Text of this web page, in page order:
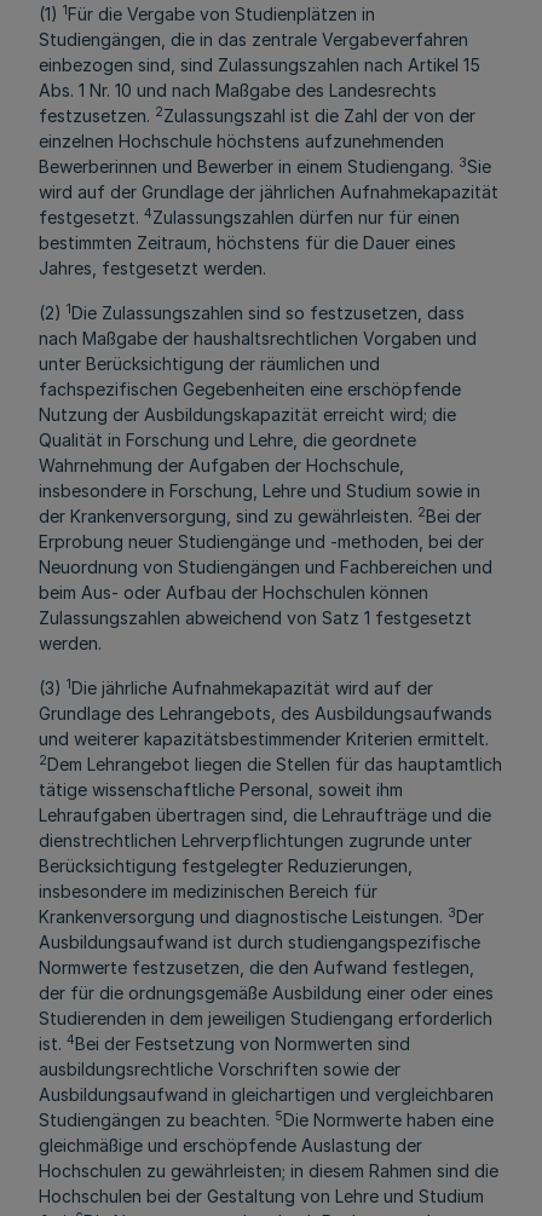
(1) 1Für die Vergabe von Studienplätzen in
Studiengängen, die in das zentrale Vergabeverfahren
einbezogen sind, sind Zulassungszahlen nach Artikel 15
Abs. 1 Nr. 10 und nach Maßgabe des Landesrechts
festzusetzen. 2Zulassungszahl ist die Zahl der von der
einzelnen Hochschule höchstens aufzunehmenden
Bewerberinnen und Bewerber in einem Studiengang. 3Sie
wird auf der Grundlage der jährlichen Aufnahmekapazität
festgesetzt. 4Zulassungszahlen dürfen nur für einen
bestimmten Zeitraum, höchstens für die Dauer eines
Jahres, festgesetzt werden.
(2) 1Die Zulassungszahlen sind so festzusetzen, dass
nach Maßgabe der haushaltsrechtlichen Vorgaben und
unter Berücksichtigung der räumlichen und
fachspezifischen Gegebenheiten eine erschöpfende
Nutzung der Ausbildungskapazität erreicht wird; die
Qualität in Forschung und Lehre, die geordnete
Wahrnehmung der Aufgaben der Hochschule,
insbesondere in Forschung, Lehre und Studium sowie in
der Krankenversorgung, sind zu gewährleisten. 2Bei der
Erprobung neuer Studiengänge und -methoden, bei der
Neuordnung von Studiengängen und Fachbereichen und
beim Aus- oder Aufbau der Hochschulen können
Zulassungszahlen abweichend von Satz 1 festgesetzt
werden.
(3) 1Die jährliche Aufnahmekapazität wird auf der
Grundlage des Lehrangebots, des Ausbildungsaufwands
und weiterer kapazitätsbestimmender Kriterien ermittelt.
2Dem Lehrangebot liegen die Stellen für das hauptamtlich
tätige wissenschaftliche Personal, soweit ihm
Lehraufgaben übertragen sind, die Lehraufträge und die
dienstrechtlichen Lehrverpflichtungen zugrunde unter
Berücksichtigung festgelegter Reduzierungen,
insbesondere im medizinischen Bereich für
Krankenversorgung und diagnostische Leistungen. 3Der
Ausbildungsaufwand ist durch studiengangspezifische
Normwerte festzusetzen, die den Aufwand festlegen,
der für die ordnungsgemäße Ausbildung einer oder eines
Studierenden in dem jeweiligen Studiengang erforderlich
ist. 4Bei der Festsetzung von Normwerten sind
ausbildungsrechtliche Vorschriften sowie der
Ausbildungsaufwand in gleichartigen und vergleichbaren
Studiengängen zu beachten. 5Die Normwerte haben eine
gleichmäßige und erschöpfende Auslastung der
Hochschulen zu gewährleisten; in diesem Rahmen sind die
Hochschulen bei der Gestaltung von Lehre und Studium